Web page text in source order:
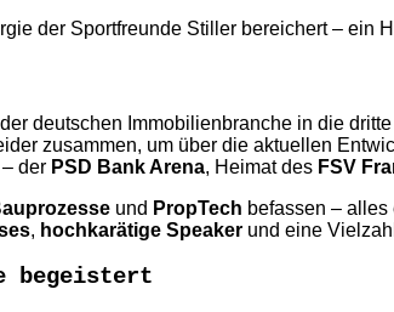
der Sportfreunde Stiller bereichert –
deutschen Immobilienbranche in die
zusammen, um über die aktuellen
der PSD Bank Arena, Heimat des FSV
und PropTech befassen –
, hochkarätige Speaker und eine
begeistert